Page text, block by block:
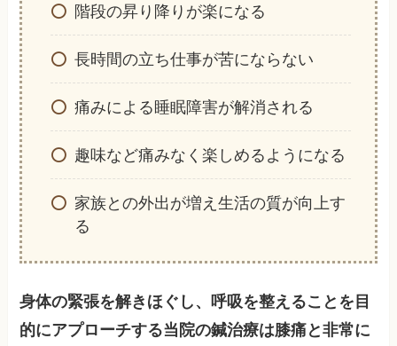
階段の昇り降りが楽になる
長時間の立ち仕事が苦にならない
痛みによる睡眠障害が解消される
趣味など痛みなく楽しめるようになる
家族との外出が増え生活の質が向上す
る
身体の緊張を解きほぐし、呼吸を整えることを目
的にアプローチする当院の鍼治療は膝痛と非常に